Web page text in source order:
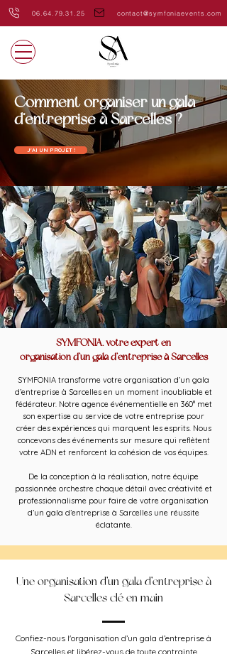
06.64.79.31.25 contact@symfoniaevents.com
Comment organiser un gala
d’entreprise à Sarcelles ?
J'AI UN PROJET !
SYMFONIA, votre expert en
organisation d’un gala d’entreprise à Sarcelles
SYMFONIA transforme votre organisation d’un gala
d’entreprise à Sarcelles en un moment inoubliable et
fédérateur. Notre agence événementielle en 360° met
son expertise au service de votre entreprise pour
créer des expériences qui marquent les esprits. Nous
concevons des événements sur mesure qui reflètent
votre ADN et renforcent la cohésion de vos équipes.
De la conception à la réalisation, notre équipe
passionnée orchestre chaque détail avec créativité et
professionnalisme pour faire de votre organisation
d’un gala d’entreprise à Sarcelles une réussite
éclatante.
Une organisation d’un gala d’entreprise à
Sarcelles clé en main
Confiez-nous l'organisation d’un gala d’entreprise à
Sarcelles et libérez-vous de toute contrainte